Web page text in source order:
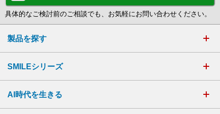
具体的なご検討前のご相談でも、お気軽にお問い合わせください。
製品を探す
SMILEシリーズ
AI時代を生きる